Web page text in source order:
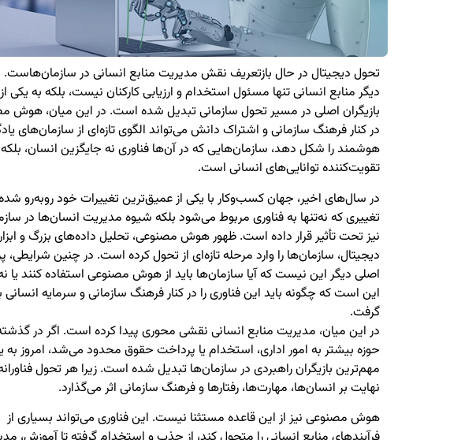
تحول دیجیتال در حال بازتعریف نقش مدیریت منابع انسانی در سازمان‌هاست.
دیگر منابع انسانی تنها مسئول استخدام و ارزیابی کارکنان نیست، بلکه به یکی از
بازیگران اصلی در مسیر تحول سازمانی تبدیل شده است. در این میان، هوش
در کنار فرهنگ سازمانی و اشتراک دانش می‌تواند الگوی تازه‌ای از سازمان‌های
هوشمند را شکل دهد، سازمان‌هایی که در آن‌ها فناوری نه جایگزین انسان، بلکه
تقویت‌کننده توانایی‌های انسانی است.
در سال‌های اخیر، جهان کسب‌وکار با یکی از عمیق‌ترین تغییرات خود روبه‌رو
تغییری که نه‌تنها به فناوری مربوط می‌شود بلکه شیوه مدیریت انسان‌ها در
نیز تحت تأثیر قرار داده است. ظهور هوش مصنوعی، تحلیل داده‌های بزرگ و
دیجیتال، سازمان‌ها را وارد مرحله تازه‌ای از تحول کرده است. در چنین
اصلی دیگر این نیست که آیا سازمان‌ها باید از هوش مصنوعی استفاده کنند یا
این است که چگونه باید این فناوری را در کنار فرهنگ سازمانی و سرمایه انسانی
گرفت.
در این میان، مدیریت منابع انسانی نقشی محوری پیدا کرده است. اگر در
حوزه بیشتر به امور اداری، استخدام یا پرداخت حقوق محدود می‌شد، امروز به
مهم‌ترین بازیگران راهبردی در سازمان‌ها تبدیل شده است. زیرا هر تحول
نهایت بر انسان‌ها، مهارت‌ها، رفتارها و فرهنگ سازمانی اثر می‌گذارد.
هوش مصنوعی نیز از این قاعده مستثنا نیست. این فناوری می‌تواند بسیاری از